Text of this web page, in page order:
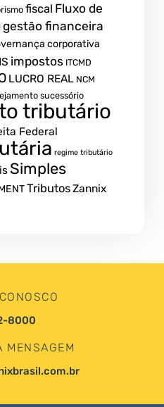
fiscal Fluxo de
gestão financeira
corporativa
impostos ITCMD
LUCRO REAL NCM
sucessório
tributário
Federal
regime tributário
Simples
TributosZannix
8000
MENSAGEM